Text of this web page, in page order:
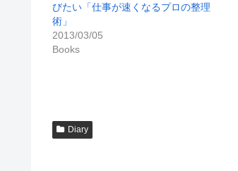
びたい「仕事が速くなるプロの整理
術」
2013/03/05
Books
Diary